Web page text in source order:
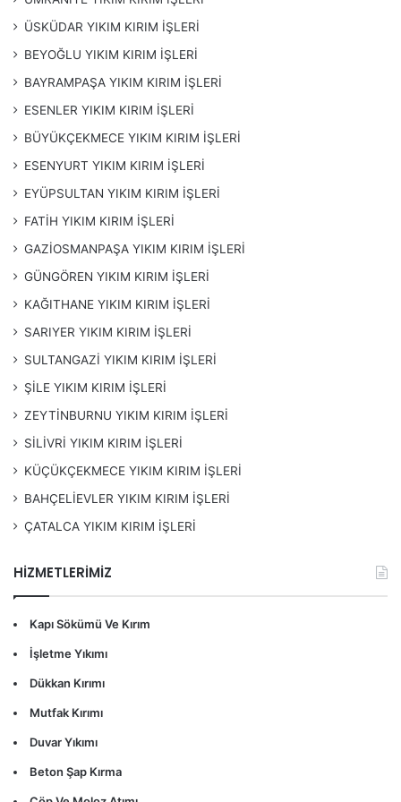
Beton delme ve kesme işleri
Moloz taşıma ve temizleme
Şap Kırımı
Fayans Kırımı
Gaz beton Kırımı
Alçı pan Kırımı
Asma tavan Kırımı
Cam Balkon Kırımı
Ahşap Ev Kırımı
Tadilat Kırımı
Hiltili Kırım
Bomketli Kırım
JSB li Yıkım ve Kırım
Mutfak Dolabı Kırımı
Parke Taşı Kırımı
Taş Duvar Kırımı
Ev, Ofis, Dükkan, Bakkal Tadilat Öncesi Yıkım ve
Kırımı
Neden Biz?
Deneyimli Ekip:
Modern Ekipmanlar:
donatılmış ekipmanlarımız, işlerinizi hızlı ve etkili bir
şekilde tamamlamamıza yardımcı oluyor.
Çevre Dostu Hizmet:
İhtiyaca Özel Çözümler:
ÜSKÜDAR YIKIM KIRIM İŞLERİ
BEYOĞLU YIKIM KIRIM İŞLERİ
BAYRAMPAŞA YIKIM KIRIM İŞLERİ
ESENLER YIKIM KIRIM İŞLERİ
BÜYÜKÇEKMECE YIKIM KIRIM İŞLERİ
ESENYURT YIKIM KIRIM İŞLERİ
EYÜPSULTAN YIKIM KIRIM İŞLERİ
FATİH YIKIM KIRIM İŞLERİ
GAZİOSMANPAŞA YIKIM KIRIM İŞLERİ
GÜNGÖREN YIKIM KIRIM İŞLERİ
KAĞITHANE YIKIM KIRIM İŞLERİ
SARIYER YIKIM KIRIM İŞLERİ
SULTANGAZİ YIKIM KIRIM İŞLERİ
ŞİLE YIKIM KIRIM İŞLERİ
ZEYTİNBURNU YIKIM KIRIM İŞLERİ
SİLİVRİ YIKIM KIRIM İŞLERİ
KÜÇÜKÇEKMECE YIKIM KIRIM İŞLERİ
BAHÇELİEVLER YIKIM KIRIM İŞLERİ
ÇATALCA YIKIM KIRIM İŞLERİ
HİZMETLERİMİZ
Kapı Sökümü Ve Kırım
İşletme Yıkımı
Dükkan Kırımı
Mutfak Kırımı
Duvar Yıkımı
Beton Şap Kırma